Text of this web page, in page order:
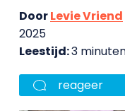
DoorLevie Vriend
2025
Leestijd:3
reageer